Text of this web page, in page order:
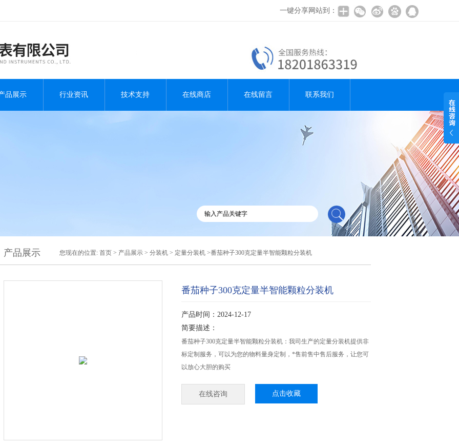
一键分享网站到：
品展示 行业资讯 技术支持 在线商店 在线留言 联系我们
产品展示 您现在的位置: 首页 > 产品展示 > 分装机 > 定量分装机 >番茄种子300克定量半智能颗粒分装机
番茄种子300克定量半智能颗粒分装机
产品时间：2024-12-17
简要描述：
番茄种子300克定量半智能颗粒分装机：我司生产的定量分装机提供非
标定制服务，可以为您的物料量身定制，*售前售中售后服务，让您可
以放心大胆的购买
在线咨询 点击收藏